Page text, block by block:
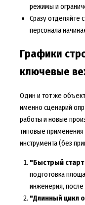
режимы и
Сразу отделяйте
персонала
Графики
ключевые
Один и тот же
именно сценарий
работы иновые
типовые применения
инструмента (без
"Быстрый
подготовка
инженерия, после
"Длинный цикл